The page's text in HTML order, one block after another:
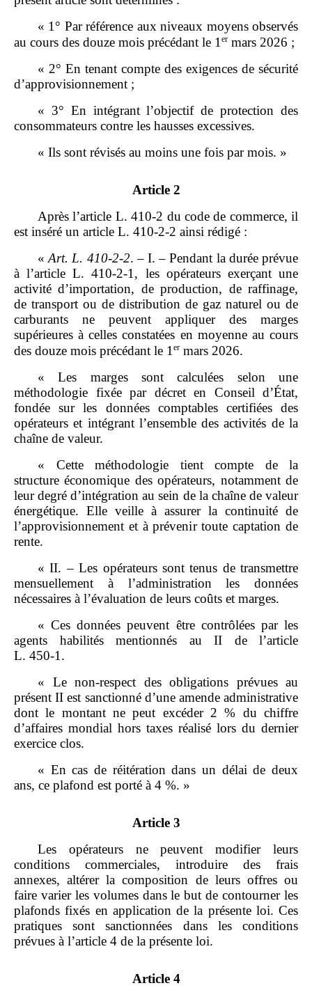
« 1° Par référence aux niveaux moyens observés
au cours des douze mois précédant le 1 er mars 2026 ;
« 2° En tenant compte des exigences de sécurité
d’approvisionnement ;
« 3° En intégrant l’objectif de protection des
consommateurs contre les hausses excessives.
« Ils sont révisés au moins une fois par mois. »
Article 2
Après l’article L. 410‑2 du code de commerce, il
est inséré un article L. 410‑2‑2 ainsi rédigé :
«Art. L. 410‑2‑2. – I. – Pendant la durée prévue
à l’article L. 410‑2‑1, les opérateurs exerçant une
activité d’importation, de production, de raffinage,
de transport ou de distribution de gaz naturel ou de
carburants ne peuvent appliquer des marges
supérieures à celles constatées en moyenne au cours
des douze mois précédant le 1er mars 2026.
« Les marges sont calculées selon une
méthodologie fixée par décret en Conseil d’État,
fondée sur les données comptables certifiées des
opérateurs et intégrant l’ensemble des activités de la
chaîne de valeur.
« Cette méthodologie tient compte de la
structure économique des opérateurs, notamment de
leur degré d’intégration au sein de la chaîne de valeur
énergétique. Elle veille à assurer la continuité de
l’approvisionnement et à prévenir toute captation de
rente.
« II. – Les opérateurs sont tenus de transmettre
mensuellement à l’administration les données
nécessaires à l’évaluation de leurs coûts et marges.
« Ces données peuvent être contrôlées par les
agents habilités mentionnés au II de l’article
L. 450‑1.
« Le non‑respect des obligations prévues au
présent II est sanctionné d’une amende administrative
dont le montant ne peut excéder 2 % du chiffre
d’affaires mondial hors taxes réalisé lors du dernier
exercice clos.
« En cas de réitération dans un délai de deux
ans, ce plafond est porté à 4 %. »
Article 3
Les opérateurs ne peuvent modifier leurs
conditions commerciales, introduire des frais
annexes, altérer la composition de leurs offres ou
faire varier les volumes dans le but de contourner les
plafonds fixés en application de la présente loi. Ces
pratiques sont sanctionnées dans les conditions
prévues à l’article 4 de la présente loi.
Article 4